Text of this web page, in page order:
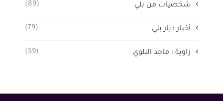
شخصيات من بلي (89)
أخبار ديار بلي (79)
زاوية : ماجد البلوي (59)